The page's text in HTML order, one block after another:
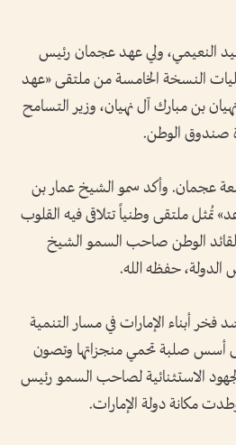
النعيمي، ولي عهد عجمان رئيس
النسخة الخامسة من ملتقى «عهد
بن مبارك آل نهيان، وزير التسامح
صندوق الوطن.
عجمان. وأكد سمو الشيخ عمار بن
تُمثل ملتقى وطنياً تتلاقى فيه القلوب
لقائد الوطن صاحب السمو الشيخ
الدولة، حفظه الله.
فخر أبناء الإمارات في مسار التنمية
أسس صلبة تحمي منجزاتها وتصون
الاستثنائية لصاحب السمو رئيس
مكانة دولة الإمارات.